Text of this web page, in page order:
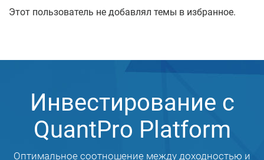
Этот пользователь не добавлял темы в избранное.
Инвестирование с
QuantPro Platform
Оптимальное соотношение между доходностью и